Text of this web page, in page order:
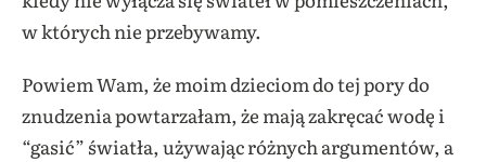
w których nie przebywamy.
Powiem Wam, że moim dzieciom do tej pory do
znudzenia powtarzałam, że mają zakręcać wodę i
“gasić” światła, używając różnych argumentów, a